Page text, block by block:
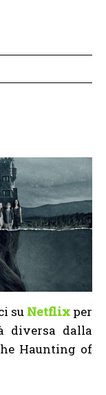
su Netflixper
diversa dalla
Haunting of